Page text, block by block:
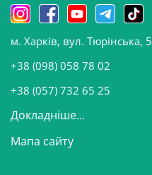
н
о
в
и
м. Харків, вул. Тюрінська, 5
+38 (098) 058 78 02
+38 (057) 732 65 25
Докладніше...
Мапа сайту